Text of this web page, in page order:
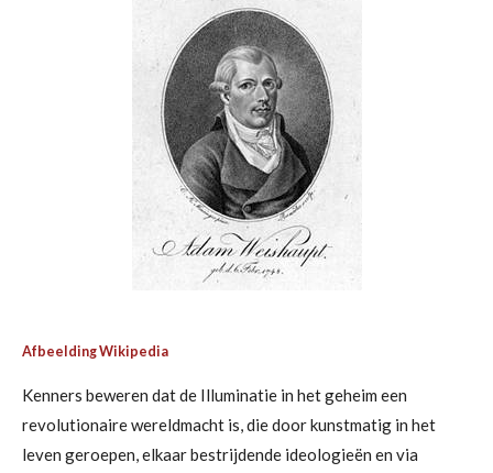
Afbeelding Wikipedia
Kenners beweren dat de Illuminatie in het geheim een
revolutionaire wereldmacht is, die door kunstmatig in het
leven geroepen, elkaar bestrijdende ideologieën en via